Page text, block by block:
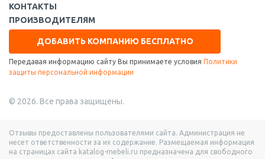
КОНТАКТЫ
ПРОИЗВОДИТЕЛЯМ
ДОБАВИТЬ КОМПАНИЮ БЕСПЛАТНО
Передавая информацию сайту Вы принимаете условия Политики
защиты персональной информации
© 2026. Все права защищены.
Отзывы предоставлены пользователями сайта. Администрация не
несет ответственности за их содержание. Размещаемая информация
на страницах сайта katalog-mebeli.ru предназначена для свободного